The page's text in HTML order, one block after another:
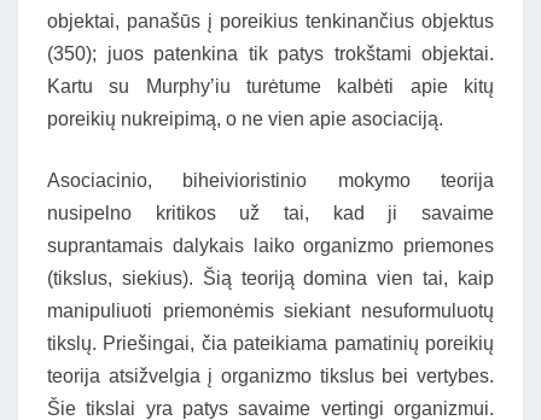
objektai, panašūs į poreikius tenkinančius objektus
(350); juos patenkina tik patys trokštami objektai.
Kartu su Murphy’iu turėtume kalbėti apie kitų
poreikių nukreipimą, o ne vien apie asociaciją.
Asociacinio, biheivioristinio mokymo teorija
nusipelno kritikos už tai, kad ji savaime
suprantamais dalykais laiko organizmo priemones
(tikslus, siekius). Šią teoriją domina vien tai, kaip
manipuliuoti priemonėmis siekiant nesuformuluotų
tikslų. Priešingai, čia pateikiama pamatinių poreikių
teorija atsižvelgia į organizmo tikslus bei vertybes.
Šie tikslai yra patys savaime vertingi organizmui.